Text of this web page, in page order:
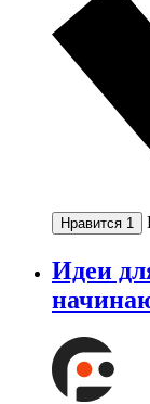
Нравится 1
Идеи